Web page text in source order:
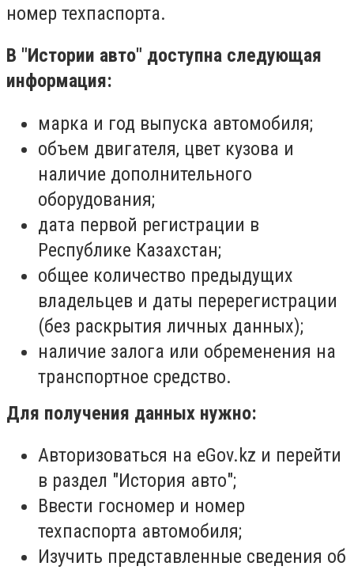
номер техпаспорта.
В "Истории авто" доступна следующая
информация:
марка и год выпуска автомобиля;
объем двигателя, цвет кузова и
наличие дополнительного
оборудования;
дата первой регистрации в
Республике Казахстан;
общее количество предыдущих
владельцев и даты перерегистрации
(без раскрытия личных данных);
наличие залога или обременения на
транспортное средство.
Для получения данных нужно:
Авторизоваться на eGov.kz и перейти
в раздел "История авто";
Ввести госномер и номер
техпаспорта автомобиля;
Изучить представленные сведения об